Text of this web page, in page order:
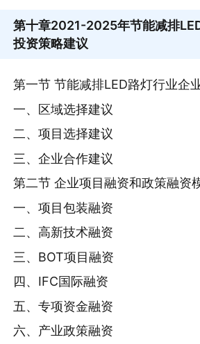
第十章2021-2025年节能减排
投资策略建议
第一节 节能减排LED路灯行业企
一、区域选择建议
二、项目选择建议
三、企业合作建议
第二节 企业项目融资和政策融资
一、项目包装融资
二、高新技术融资
三、BOT项目融资
四、IFC国际融资
五、专项资金融资
六、产业政策融资